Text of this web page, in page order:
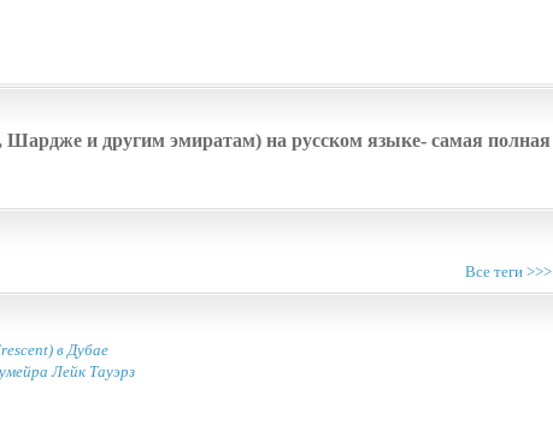
и другим эмиратам) на русском языке- самая полная
Все теги >>>
в Дубае
Лейк Тауэрз